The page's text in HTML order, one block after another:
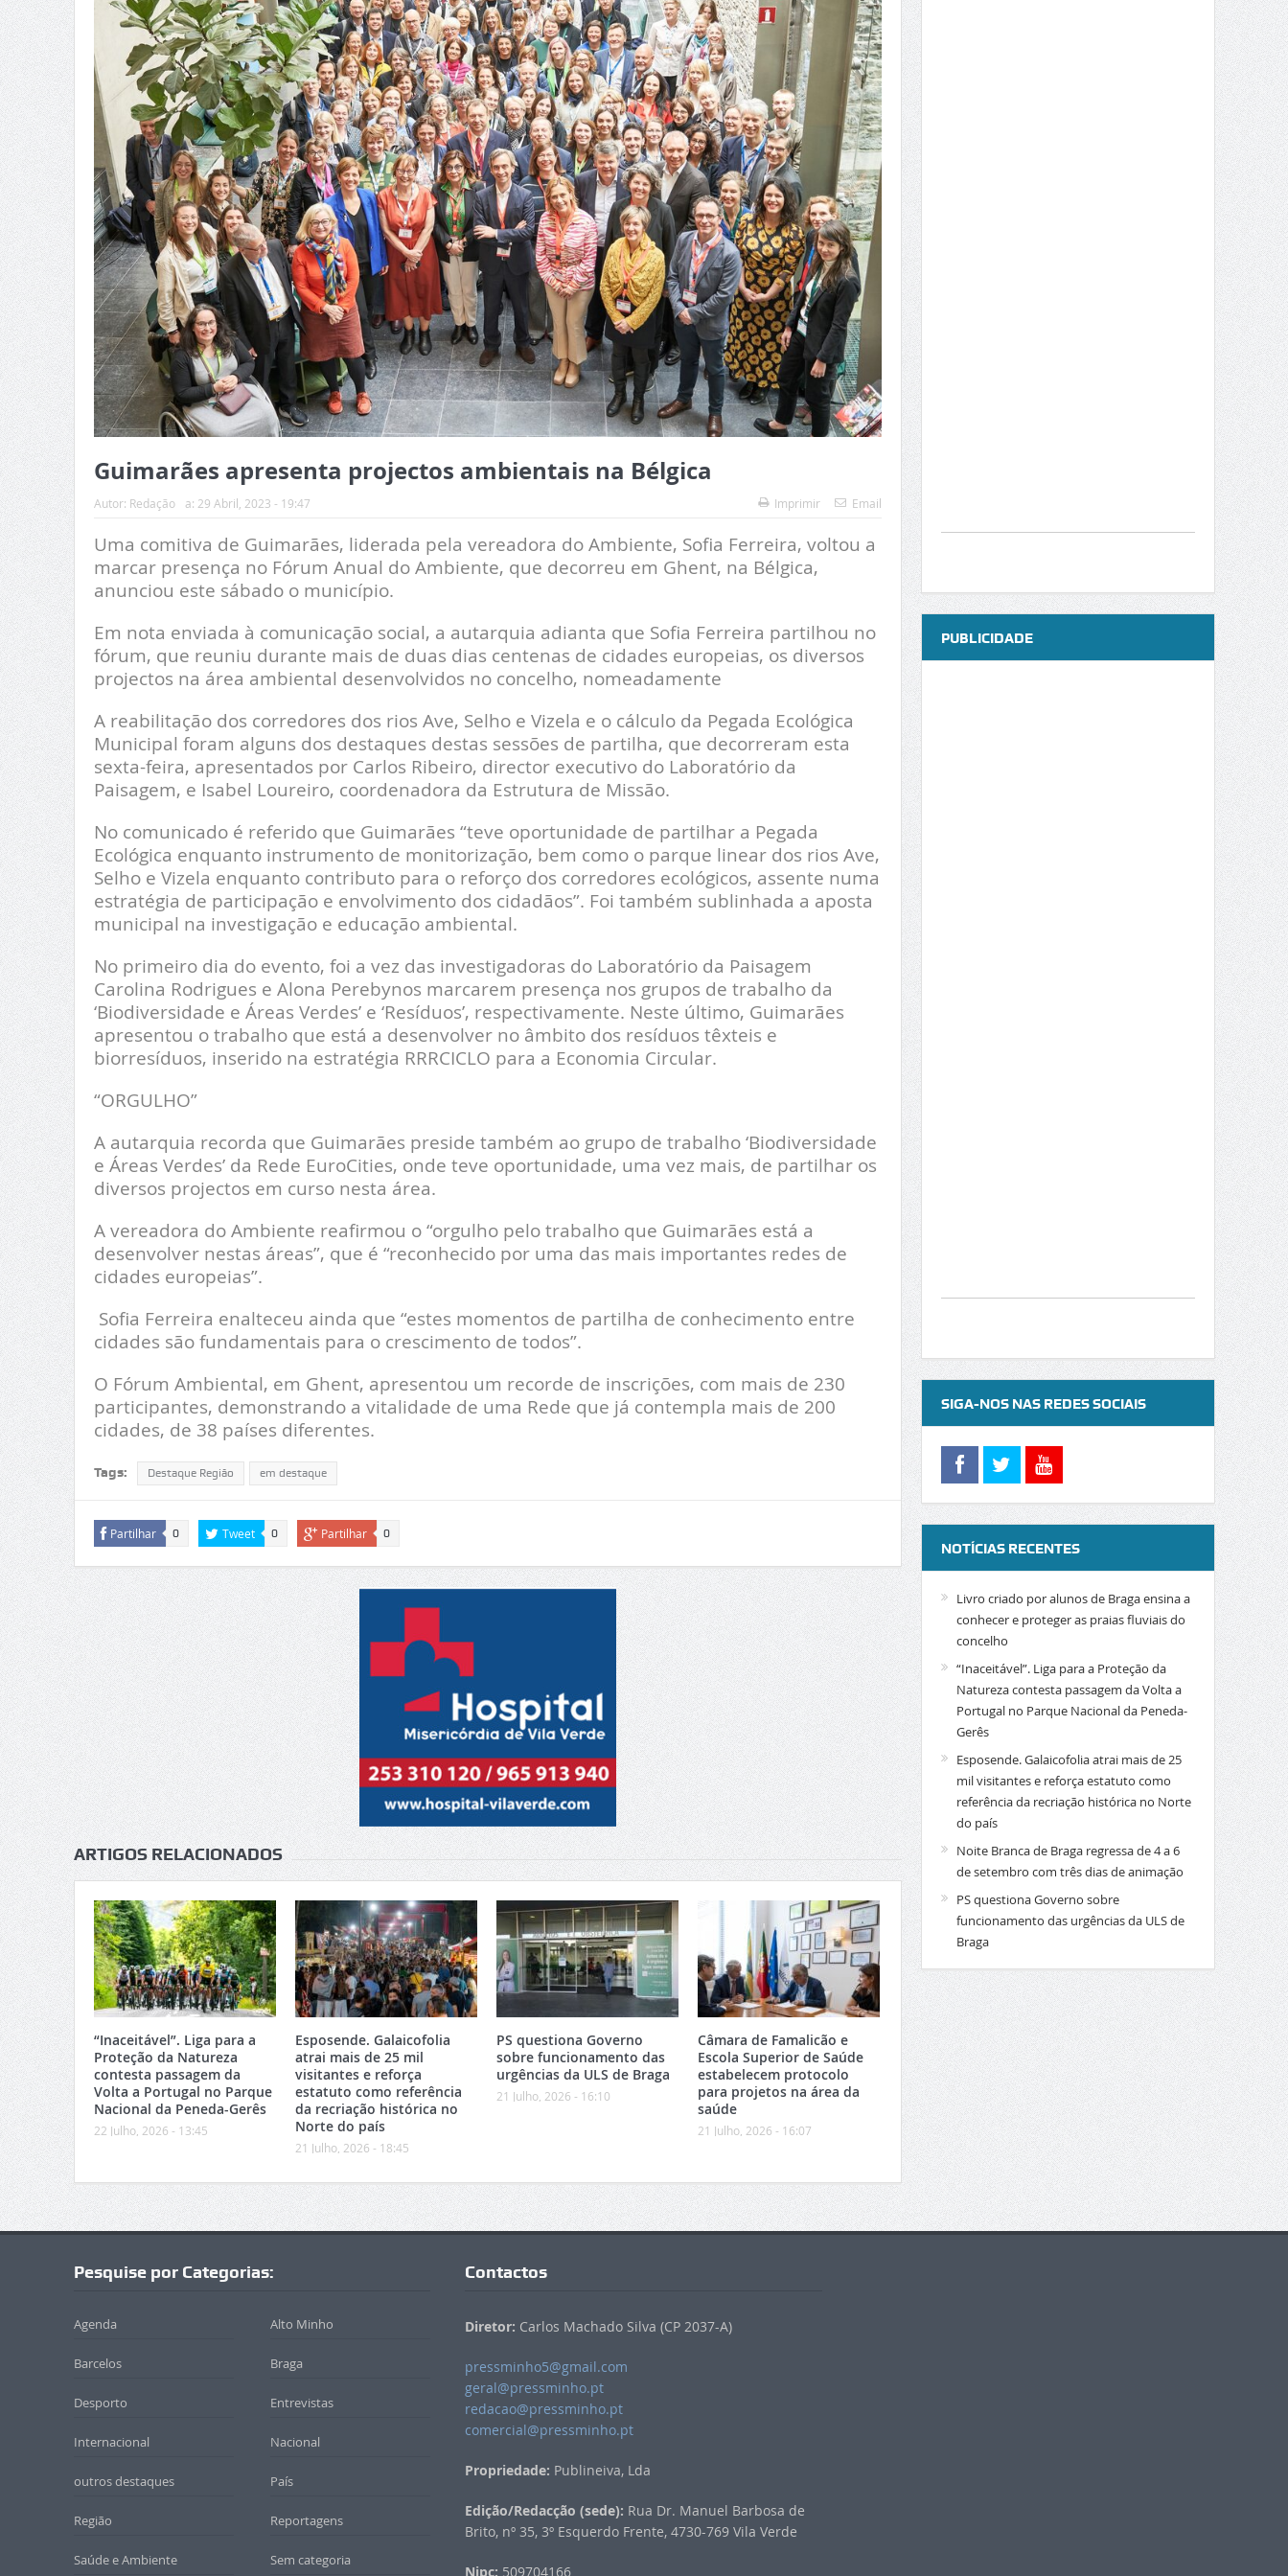
Guimarães apresenta projectos ambientais na Bélgica
Autor: Redação a: 29 Abril, 2023 - 19:47 Imprimir Email
Uma comitiva de Guimarães, liderada pela vereadora do Ambiente, Sofia Ferreira, voltou a
marcar presença no Fórum Anual do Ambiente, que decorreu em Ghent, na Bélgica,
anunciou este sábado o município.
Em nota enviada à comunicação social, a autarquia adianta que Sofia Ferreira partilhou no
fórum, que reuniu durante mais de duas dias centenas de cidades europeias, os diversos
projectos na área ambiental desenvolvidos no concelho, nomeadamente
A reabilitação dos corredores dos rios Ave, Selho e Vizela e o cálculo da Pegada Ecológica
Municipal foram alguns dos destaques destas sessões de partilha, que decorreram esta
sexta-feira, apresentados por Carlos Ribeiro, director executivo do Laboratório da
Paisagem, e Isabel Loureiro, coordenadora da Estrutura de Missão.
No comunicado é referido que Guimarães “teve oportunidade de partilhar a Pegada
Ecológica enquanto instrumento de monitorização, bem como o parque linear dos rios Ave,
Selho e Vizela enquanto contributo para o reforço dos corredores ecológicos, assente numa
estratégia de participação e envolvimento dos cidadãos”. Foi também sublinhada a aposta
municipal na investigação e educação ambiental.
No primeiro dia do evento, foi a vez das investigadoras do Laboratório da Paisagem
Carolina Rodrigues e Alona Perebynos marcarem presença nos grupos de trabalho da
‘Biodiversidade e Áreas Verdes’ e ‘Resíduos’, respectivamente. Neste último, Guimarães
apresentou o trabalho que está a desenvolver no âmbito dos resíduos têxteis e
biorresíduos, inserido na estratégia RRRCICLO para a Economia Circular.
“ORGULHO”
A autarquia recorda que Guimarães preside também ao grupo de trabalho ‘Biodiversidade
e Áreas Verdes’ da Rede EuroCities, onde teve oportunidade, uma vez mais, de partilhar os
diversos projectos em curso nesta área.
A vereadora do Ambiente reafirmou o “orgulho pelo trabalho que Guimarães está a
desenvolver nestas áreas”, que é “reconhecido por uma das mais importantes redes de
cidades europeias”.
Sofia Ferreira enalteceu ainda que “estes momentos de partilha de conhecimento entre
cidades são fundamentais para o crescimento de todos”.
O Fórum Ambiental, em Ghent, apresentou um recorde de inscrições, com mais de 230
participantes, demonstrando a vitalidade de uma Rede que já contempla mais de 200
cidades, de 38 países diferentes.
Tags: Destaque Região em destaque
Partilhar 0 Tweet 0 Partilhar 0
ARTIGOS RELACIONADOS
“Inaceitável”. Liga para a
Proteção da Natureza
contesta passagem da
Volta a Portugal no Parque
Nacional da Peneda-Gerês
22 Julho, 2026 - 13:45
Esposende. Galaicofolia
atrai mais de 25 mil
visitantes e reforça
estatuto como referência
da recriação histórica no
Norte do país
21 Julho, 2026 - 18:45
PS questiona Governo
sobre funcionamento das
urgências da ULS de Braga
21 Julho, 2026 - 16:10
Câmara de Famalicão e
Escola Superior de Saúde
estabelecem protocolo
para projetos na área da
saúde
21 Julho, 2026 - 16:07
PUBLICIDADE
SIGA-NOS NAS REDES SOCIAIS
NOTÍCIAS RECENTES
Livro criado por alunos de Braga ensina a
conhecer e proteger as praias fluviais do
concelho
“Inaceitável”. Liga para a Proteção da
Natureza contesta passagem da Volta a
Portugal no Parque Nacional da Peneda-
Gerês
Esposende. Galaicofolia atrai mais de 25
mil visitantes e reforça estatuto como
referência da recriação histórica no Norte
do país
Noite Branca de Braga regressa de 4 a 6
de setembro com três dias de animação
PS questiona Governo sobre
funcionamento das urgências da ULS de
Braga
Pesquise por Categorias:
Agenda Alto Minho
Barcelos Braga
Desporto Entrevistas
Internacional Nacional
outros destaques País
Região Reportagens
Saúde e Ambiente Sem categoria
Contactos
Diretor: Carlos Machado Silva (CP 2037-A)
pressminho5@gmail.com
geral@pressminho.pt
redacao@pressminho.pt
comercial@pressminho.pt
Propriedade: Publineiva, Lda
Edição/Redacção (sede): Rua Dr. Manuel Barbosa de
Brito, nº 35, 3º Esquerdo Frente, 4730-769 Vila Verde
Nipc: 509704166